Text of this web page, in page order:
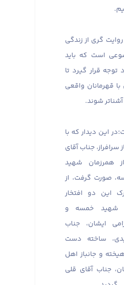
گری از زندگی
است که باید
توجه قرار گیرد تا
قهرمانان واقعی
شوند.
این دیدار که با
سرافراز، جناب آقای
همرزمان شهید
صورت گرفت، از
این دو افتخار
شهید خمسه و
ایشان، جناب
ساخته دست
و جانباز اهل
جناب آقای قلی